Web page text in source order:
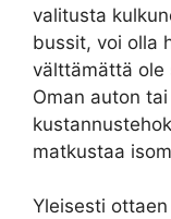
valitusta
bussit, voi olla
välttämättä ole
Oman auton
matkustaa
Yleisesti